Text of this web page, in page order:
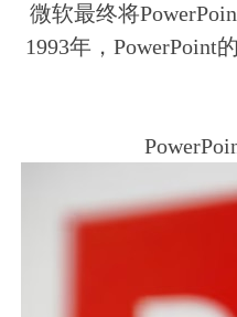
微软最终将
1993年，PowerPoint